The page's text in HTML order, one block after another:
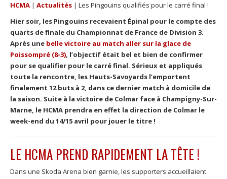
HCMA | Actualités | Les Pingouins qualifiés pour le carré final !
Hier soir, les Pingouins recevaient Épinal pour le compte des
quarts de finale du Championnat de France de Division 3.
Après une belle victoire au match aller sur la glace de
Poissompré (8-3), l’objectif était bel et bien de confirmer
pour se qualifier pour le carré final. Sérieux et appliqués
toute la rencontre, les Hauts-Savoyards l’emportent
finalement 12 buts à 2, dans ce dernier match à domicile de
la saison. Suite à la victoire de Colmar face à Champigny-Sur-
Marne, le HCMA prendra en effet la direction de Colmar le
week-end du 14/15 avril pour jouer le titre !
LE HCMA PREND RAPIDEMENT LA TÊTE !
Dans une Skoda Arena bien garnie, les supporters accueillaient